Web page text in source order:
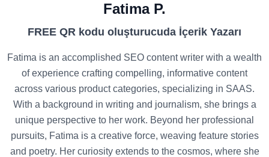
Fatima P.
FREE QR kodu oluşturucuda İçerik Yazarı
Fatima is an accomplished SEO content writer with a wealth
of experience crafting compelling, informative content
across various product categories, specializing in SAAS.
With a background in writing and journalism, she brings a
unique perspective to her work. Beyond her professional
pursuits, Fatima is a creative force, weaving feature stories
and poetry. Her curiosity extends to the cosmos, where she